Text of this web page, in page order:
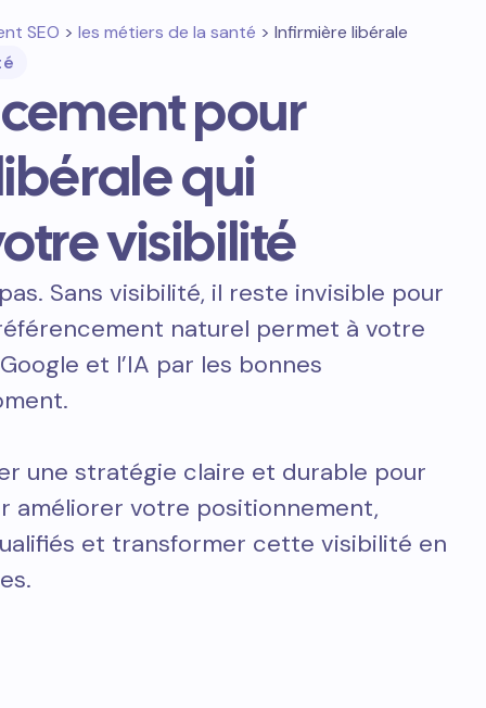
SEO > les métiers de la santé > Infirmière libérale
pour
qui
visibilité
Sans visibilité, il reste invisible pour
naturel permet à votre
et l’IA par les bonnes
une stratégie claire et durable pour
améliorer votre positionnement,
et transformer cette visibilité en